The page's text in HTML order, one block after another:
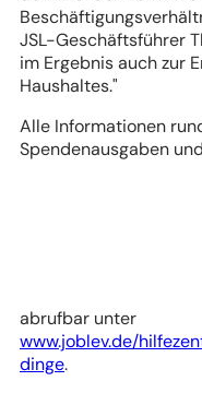
JSL-Geschäftsführer
im Ergebnis auch zur
Haushaltes."
Alle Informationen
Spendenausgaben
abrufbar unter
www.joblev.de/
dinge
(Öffnet .